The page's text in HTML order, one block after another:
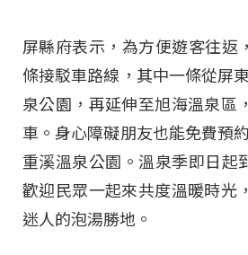
屏縣府表示，為方便遊客往返
條接駁車路線，其中一條從屏
泉公園，再延伸至旭海溫泉區
車。身心障礙朋友也能免費預
重溪溫泉公園。溫泉季即日起
歡迎民眾一起來共度溫暖時光
迷人的泡湯勝地。